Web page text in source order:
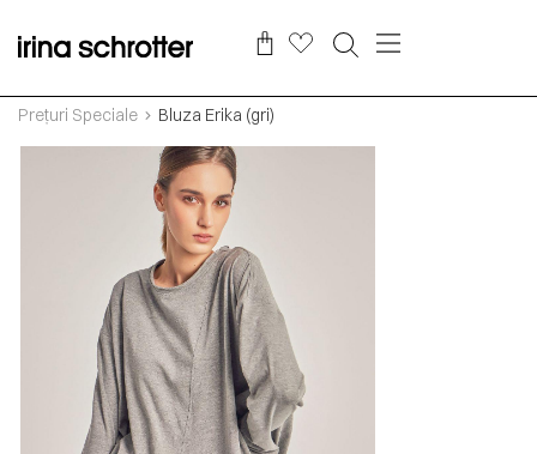
Prețuri Speciale Bluza Erika (gri)